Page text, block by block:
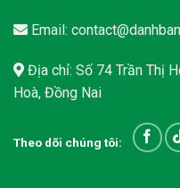
Email:
Địa chỉ: Số 74 Trần Thị
Hoà, Đồng Nai
Theo dõi chúng tôi: